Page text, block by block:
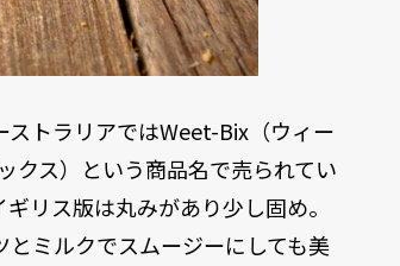
トラリアではWeet-Bix（ウィー
クス）という商品名で売られてい
リス版は丸みがあり少し固め。
ミルクでスムージーにしても美